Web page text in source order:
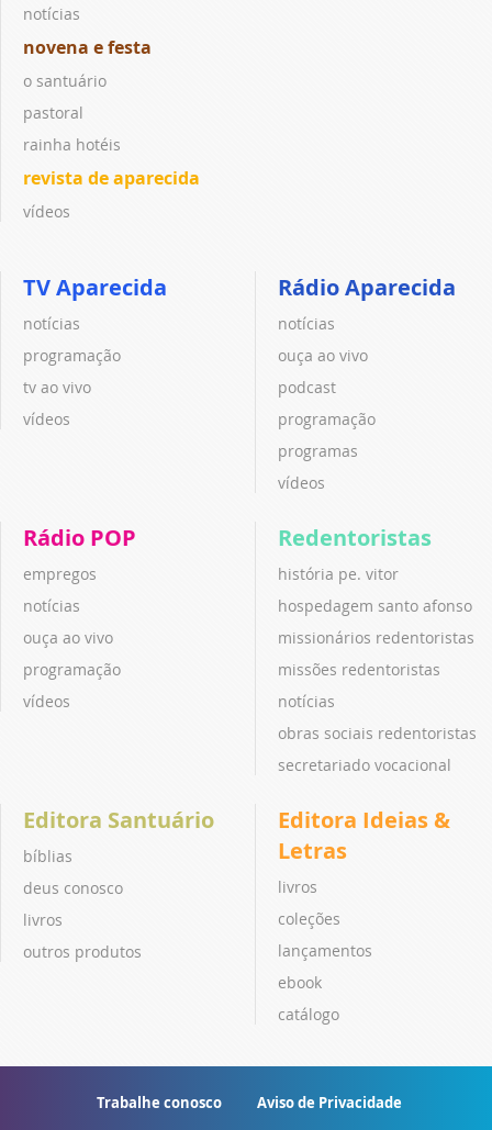
notícias
novena e festa
o santuário
pastoral
rainha hotéis
revista de aparecida
vídeos
TV Aparecida
notícias
programação
tv ao vivo
vídeos
Rádio Aparecida
notícias
ouça ao vivo
podcast
programação
programas
vídeos
Rádio POP
empregos
notícias
ouça ao vivo
programação
vídeos
Redentoristas
história pe. vitor
hospedagem santo afonso
missionários redentoristas
missões redentoristas
notícias
obras sociais redentoristas
secretariado vocacional
Editora Santuário
bíblias
deus conosco
livros
outros produtos
Editora Ideias &
Letras
livros
coleções
lançamentos
ebook
catálogo
Trabalhe conosco Aviso de Privacidade